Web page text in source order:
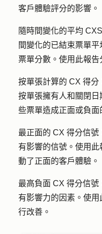
客戶體驗評分的影響。
隨時間變化的平均
間變化的已結束票單
票單分數。使用此報告
按單張計算的 CX 得分
按單張擁有人和關閉
些票單造成正面或負面
最正面的 CX 得分信號
有影響的信號。使用
動了正面的客戶體驗。
最高負面 CX 得分信號
有影響力的因素。使
行改善。